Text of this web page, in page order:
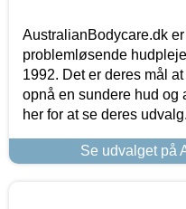
AustralianBodycare.dk
problemløsende
1992. Det er deres mål
opnå en sundere hud
her for at se deres udvalg.
Se udvalget på